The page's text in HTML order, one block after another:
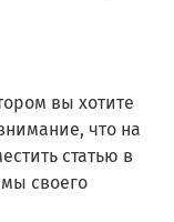
вы хотите
что на
статью в
своего